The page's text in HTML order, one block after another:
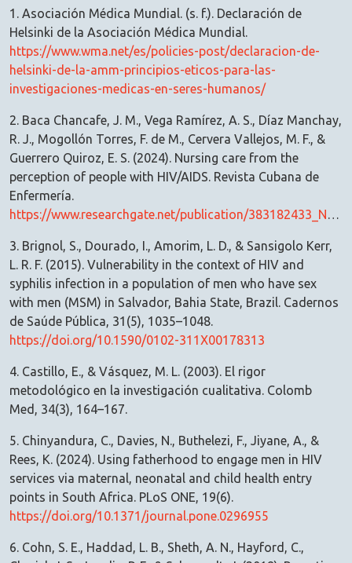
1. Asociación Médica Mundial. (s. f.). Declaración de
Helsinki de la Asociación Médica Mundial.
https://www.wma.net/es/policies-post/declaracion-de-
helsinki-de-la-amm-principios-eticos-para-las-
investigaciones-medicas-en-seres-humanos/
2. Baca Chancafe, J. M., Vega Ramírez, A. S., Díaz Manchay,
R. J., Mogollón Torres, F. de M., Cervera Vallejos, M. F., &
Guerrero Quiroz, E. S. (2024). Nursing care from the
perception of people with HIV/AIDS. Revista Cubana de
Enfermería.
https://www.researchgate.net/publication/383182433_Nursing_Care_from_the_Perception_of_People_with_HIVAids
3. Brignol, S., Dourado, I., Amorim, L. D., & Sansigolo Kerr,
L. R. F. (2015). Vulnerability in the context of HIV and
syphilis infection in a population of men who have sex
with men (MSM) in Salvador, Bahia State, Brazil. Cadernos
de Saúde Pública, 31(5), 1035–1048.
https://doi.org/10.1590/0102-311X00178313
4. Castillo, E., & Vásquez, M. L. (2003). El rigor
metodológico en la investigación cualitativa. Colomb
Med, 34(3), 164–167.
5. Chinyandura, C., Davies, N., Buthelezi, F., Jiyane, A., &
Rees, K. (2024). Using fatherhood to engage men in HIV
services via maternal, neonatal and child health entry
points in South Africa. PLoS ONE, 19(6).
https://doi.org/10.1371/journal.pone.0296955
6. Cohn, S. E., Haddad, L. B., Sheth, A. N., Hayford, C.,